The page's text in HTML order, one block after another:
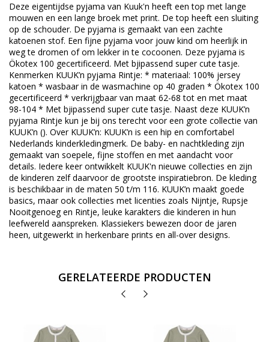
Deze eigentijdse pyjama van Kuuk'n heeft een top met lange
mouwen en een lange broek met print. De top heeft een sluiting
op de schouder. De pyjama is gemaakt van een zachte
katoenen stof. Een fijne pyjama voor jouw kind om heerlijk in
weg te dromen of om lekker in te cocoonen. Deze pyjama is
Ökotex 100 gecertificeerd. Met bjipassend super cute tasje.
Kenmerken KUUK’n pyjama Rintje: * materiaal: 100% jersey
katoen * wasbaar in de wasmachine op 40 graden * Ökotex 100
gecertificeerd * verkrijgbaar van maat 62-68 tot en met maat
98-104 * Met bjipassend super cute tasje. Naast deze KUUK’n
pyjama Rintje kun je bij ons terecht voor een grote collectie van
KUUK’n (). Over KUUK’n: KUUK’n is een hip en comfortabel
Nederlands kinderkledingmerk. De baby- en nachtkleding zijn
gemaakt van soepele, fijne stoffen en met aandacht voor
details. Iedere keer ontwikkelt KUUK'n nieuwe collecties en zijn
de kinderen zelf daarvoor de grootste inspiratiebron. De kleding
is beschikbaar in de maten 50 t/m 116. KUUK’n maakt goede
basics, maar ook collecties met licenties zoals Nijntje, Rupsje
Nooitgenoeg en Rintje, leuke karakters die kinderen in hun
leefwereld aanspreken. Klassiekers bewezen door de jaren
heen, uitgewerkt in herkenbare prints en all-over designs.
GERELATEERDE PRODUCTEN